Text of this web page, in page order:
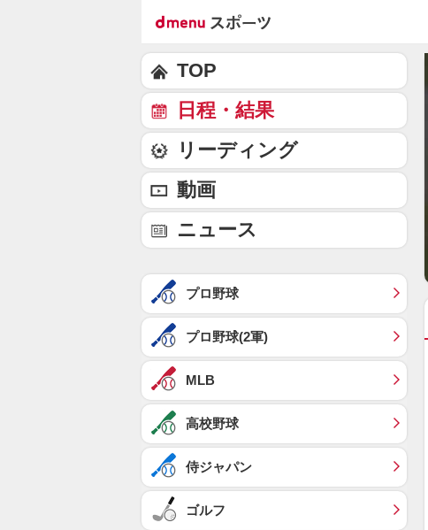
TOP
日程・結果
リーディング
動画
ニュース
プロ野球
プロ野球(2軍)
MLB
高校野球
侍ジャパン
ゴルフ